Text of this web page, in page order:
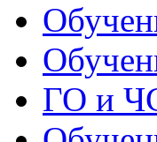
ГО и